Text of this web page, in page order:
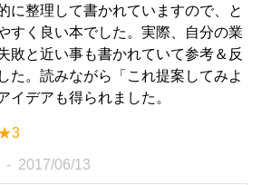
に整理して書かれていますので、と
すく良い本でした。実際、自分の業
敗と近い事も書かれていて参考＆反
た。読みながら「これ提案してみよ
イデアも得られました。
2017/06/13